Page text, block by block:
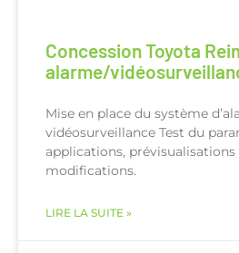
Concession Toyota
alarme/
Mise en place du système
vidéosurveillance Test du
applications,
modifications.
LIRE LA SUITE »